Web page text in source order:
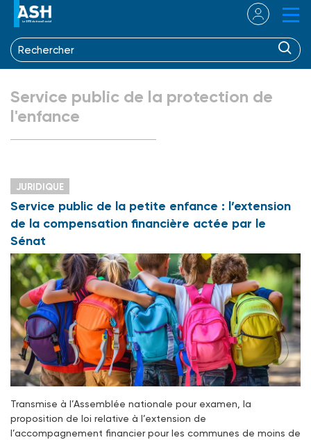
Service public de la protection de
l'enfance
JURIDIQUE
Service public de la petite enfance : l’extension
de la compensation financière actée par le
Sénat
Transmise à l’Assemblée nationale pour examen, la
proposition de loi relative à l’extension de
l’accompagnement financier pour les communes de moins de